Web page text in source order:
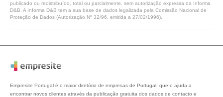
publicado ou redistribuído, total ou parcialmente, sem autorização expressa da Informa
D&B. A Informa D&B tem a sua base de dados legalizada pela Comissão Nacional de
Proteção de Dados (Autorização Nº 32/96, emitida a 27/02/1996).
Empresite Portugal é o maior diretório de empresas de Portugal, que o ajuda a
encontrar novos clientes através da publicação gratuita dos dados de contacto e